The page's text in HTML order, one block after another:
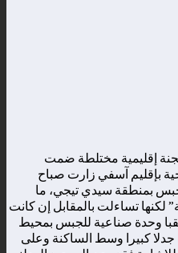
إقليمية مختلطة ضمت
بإقليم آسفي زارت صباح
بمنطقة سيدي تيجي، ما
لكنها تساءلت بالمقابل إن كانت
وحدة صناعية للجبس بمحيط
جدلا كبيرا وسط الساكنة وعلى